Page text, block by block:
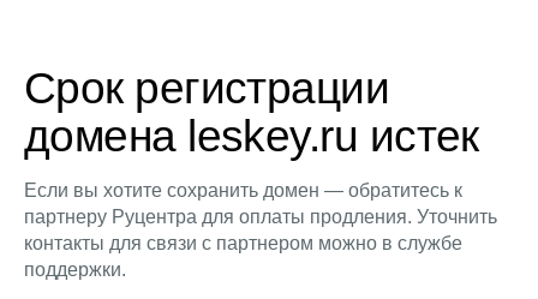
Срок регистрации
домена leskey.ru истек
Если вы хотите сохранить домен — обратитесь к
партнеру Руцентра для оплаты продления. Уточнить
контакты для связи с партнером можно в службе
поддержки.